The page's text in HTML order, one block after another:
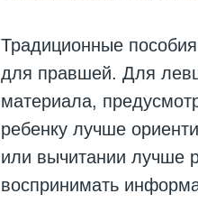
Традиционные
для правшей. Для
материала,
ребенку лучше
или вычитании лучше
воспринимать